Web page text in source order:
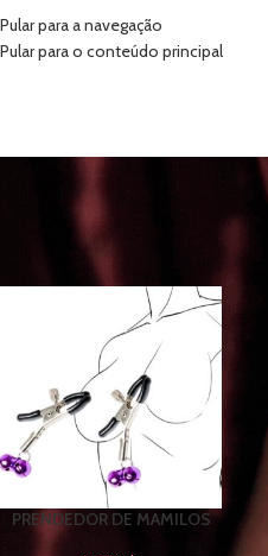
Pular para a navegação
Pular para o conteúdo principal
PRENDEDOR DE MAMILOS